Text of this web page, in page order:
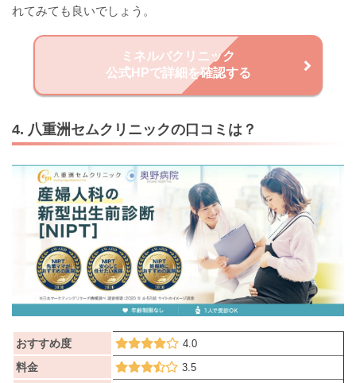
れてみても良いでしょう。
ミネルバクリニック
公式HPで詳細を確認する
4. 八重洲セムクリニックの口コミは？
おすすめ度 4.0
料金 3.5